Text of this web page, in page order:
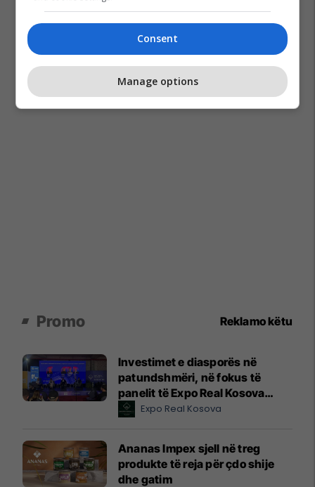
Promo Reklamo këtu
Investimet e diasporës në
patundshmëri, në fokus të
panelit të Expo Real Kosova
2026Expo Real Kosova
Ananas Impex sjell në treg
produkte të reja për çdo shije
dhe gatim
Consent
Manage options